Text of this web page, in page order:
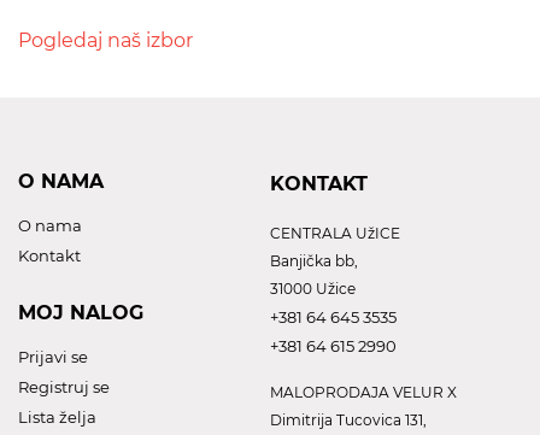
Pogledaj naš izbor
O NAMA
O nama
Kontakt
MOJ NALOG
Prijavi se
Registruj se
Lista želja
KONTAKT
CENTRALA UžICE
Banjička bb,
31000 Užice
+381 64 645 3535
+381 64 615 2990
MALOPRODAJA VELUR X
Dimitrija Tucovica 131,